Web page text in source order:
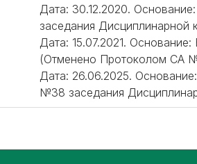
Дата: 30.12.2020.
заседания Дисциплинарной
Дата: 15.07.2021.
(Отменено Протоколом СА
Дата: 26.06.2025.
№38 заседания